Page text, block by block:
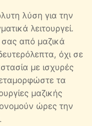
λύση για την
λειτουργεί.
από μαζικά
όχι σε
με ισχυρές
τα
μαζικής
ώρες την